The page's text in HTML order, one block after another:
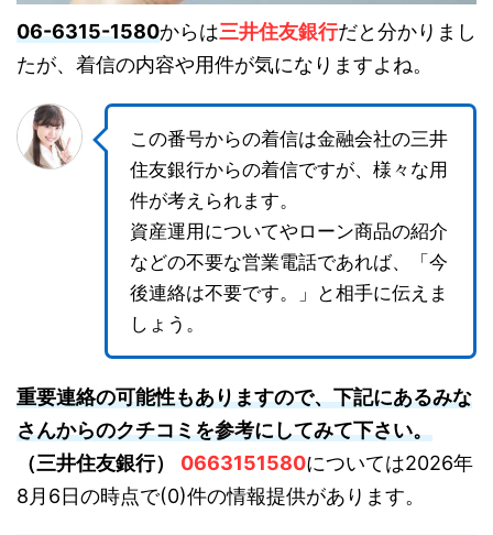
06-6315-1580からは三井住友銀行だと分かりまし
たが、着信の内容や用件が気になりますよね。
この番号からの着信は金融会社の三井
住友銀行からの着信ですが、様々な用
件が考えられます。
資産運用についてやローン商品の紹介
などの不要な営業電話であれば、「今
後連絡は不要です。」と相手に伝えま
しょう。
重要連絡の可能性もありますので、下記にあるみな
さんからのクチコミを参考にしてみて下さい。
（三井住友銀行）
0663151580については2026年
8月6日の時点で(0)件の情報提供があります。